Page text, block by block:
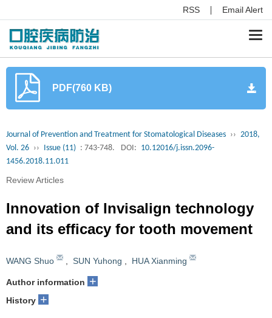
RSS Email Alert
PDF(760 KB)
Journal of Prevention and Treatment for Stomatological Diseases ›› 2018,
Vol. 26 ›› Issue (11) : 743-748. DOI: 10.12016/j.issn.2096-
1456.2018.11.011
Review Articles
Innovation of Invisalign technology
and its efficacy for tooth movement
WANG Shuo SUN Yuhong HUA Xianming
Author information +
History +